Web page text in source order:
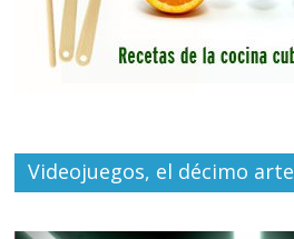
Videojuegos, el décimo arte